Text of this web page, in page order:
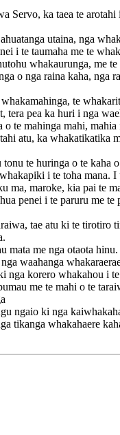
Servo, ka taea te
utaina, nga
i te taumaha me te
whakaurunga, me
o nga raina kaha,
te
tera pea ka huri i nga
te mahinga mahi,
atu, ka whakatikatika
te huringa o te
i te toha
ma, maroke, kia pai te
penei i te paruru me te
tae atu ki te tirotiro
me nga otaota
waahanga
korero whakahou i
me te mahi o te
ngaio ki nga
tikanga whakahaere